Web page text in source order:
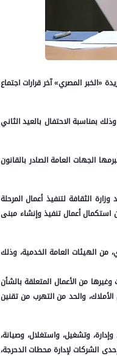
وتستعرض جريدة «الخبر المصري» آخر قرارات اجتماع
بمناسبة الاحتفال بالعيد الثاني
من قانون تنظيم التعاقدات التي تُبرمها الجهات العامة الصادر بالقانون
الثقافة لتنفيذ أعمال المرحلة
والبحث العلمي بشأن استكمال أعمال تنفيذ وإنشاء مبنى
من الهيئات العامة الخدمية، وذلك
من الأعمال المتعلقة بالشأن
والحد من التهرب من تقنين
وتشغيل، واستغلال، وصيانة،
الشركات لإدارة محطات الدحرجة،